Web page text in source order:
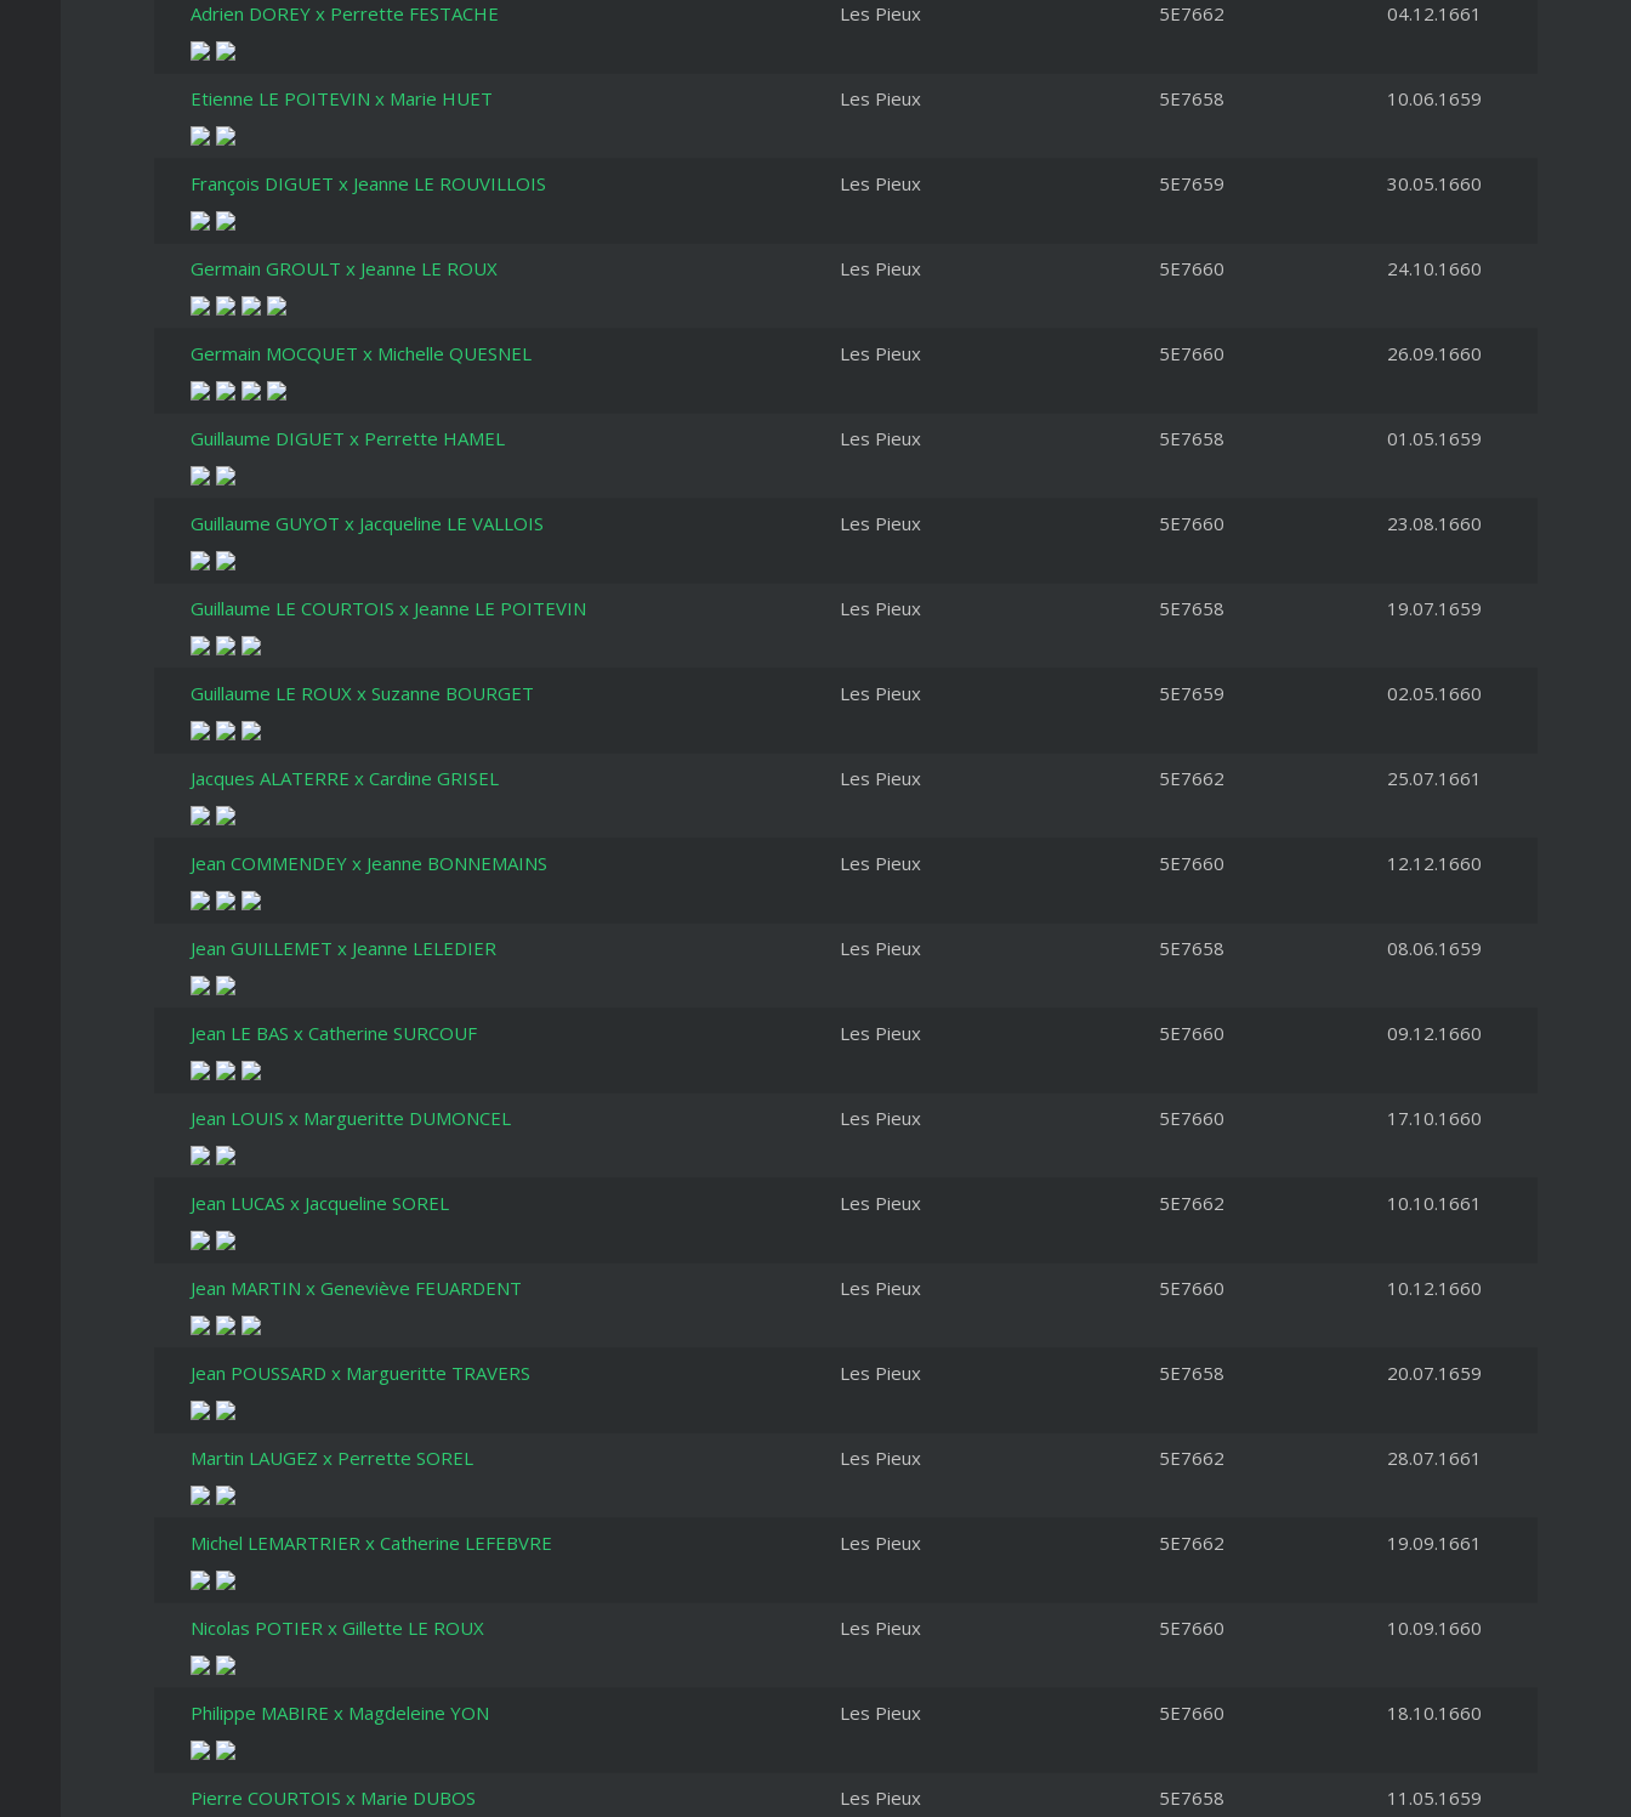
Adrien DOREY x Perrette FESTACHE Les Pieux 5E7662 04.12.1661
Etienne LE POITEVIN x Marie HUET Les Pieux 5E7658 10.06.1659
François DIGUET x Jeanne LE ROUVILLOIS Les Pieux 5E7659 30.05.1660
Germain GROULT x Jeanne LE ROUX Les Pieux 5E7660 24.10.1660
Germain MOCQUET x Michelle QUESNEL Les Pieux 5E7660 26.09.1660
Guillaume DIGUET x Perrette HAMEL Les Pieux 5E7658 01.05.1659
Guillaume GUYOT x Jacqueline LE VALLOIS Les Pieux 5E7660 23.08.1660
Guillaume LE COURTOIS x Jeanne LE POITEVIN Les Pieux 5E7658 19.07.1659
Guillaume LE ROUX x Suzanne BOURGET Les Pieux 5E7659 02.05.1660
Jacques ALATERRE x Cardine GRISEL Les Pieux 5E7662 25.07.1661
Jean COMMENDEY x Jeanne BONNEMAINS Les Pieux 5E7660 12.12.1660
Jean GUILLEMET x Jeanne LELEDIER Les Pieux 5E7658 08.06.1659
Jean LE BAS x Catherine SURCOUF Les Pieux 5E7660 09.12.1660
Jean LOUIS x Margueritte DUMONCEL Les Pieux 5E7660 17.10.1660
Jean LUCAS x Jacqueline SOREL Les Pieux 5E7662 10.10.1661
Jean MARTIN x Geneviève FEUARDENT Les Pieux 5E7660 10.12.1660
Jean POUSSARD x Margueritte TRAVERS Les Pieux 5E7658 20.07.1659
Martin LAUGEZ x Perrette SOREL Les Pieux 5E7662 28.07.1661
Michel LEMARTRIER x Catherine LEFEBVRE Les Pieux 5E7662 19.09.1661
Nicolas POTIER x Gillette LE ROUX Les Pieux 5E7660 10.09.1660
Philippe MABIRE x Magdeleine YON Les Pieux 5E7660 18.10.1660
Pierre COURTOIS x Marie DUBOS Les Pieux 5E7658 11.05.1659